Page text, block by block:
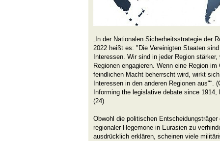
„In der Nationalen Sicherheitsstrategie der
2022 heißt es: "Die Vereinigten Staaten
Interessen. Wir sind in jeder Region
Regionen engagieren. Wenn eine Region
feindlichen Macht beherrscht wird, wirkt
Interessen in den anderen Regionen aus"“.
Informing the legislative debate since
(24)
Obwohl die politischen
regionaler Hegemone in Eurasien zu
ausdrücklich erklären, scheinen viele